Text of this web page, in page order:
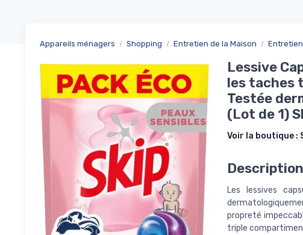
Appareils ménagers Shopping Entretien de la Maison
Lessive
les taches
Testée
(Lot de 1)
Voir la boutique :
Les lessives
propreté
triple